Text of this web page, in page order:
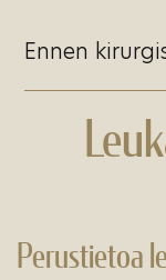
Ennen
Perustietoa